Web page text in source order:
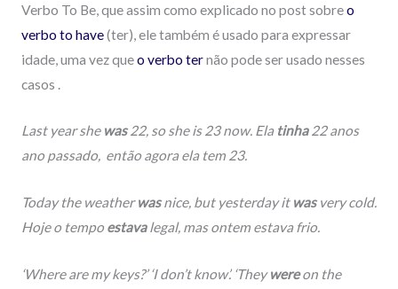
Verbo To Be, que assim como explicado no post sobreo
verbo to have(ter), ele também é usado para expressar
idade, uma vez queo verbo ternão pode ser usado nesses
casos .
Last year she was 22, so she is 23 now. Ela tinha22 anos
ano passado, então agora ela tem 23.
Today the weatherwasnice, but yesterday it wasvery cold.
Hoje o tempo estavalegal, mas ontem estava frio.
‘Where are my keys?’ ‘I don’t know’. ‘Theywereon the